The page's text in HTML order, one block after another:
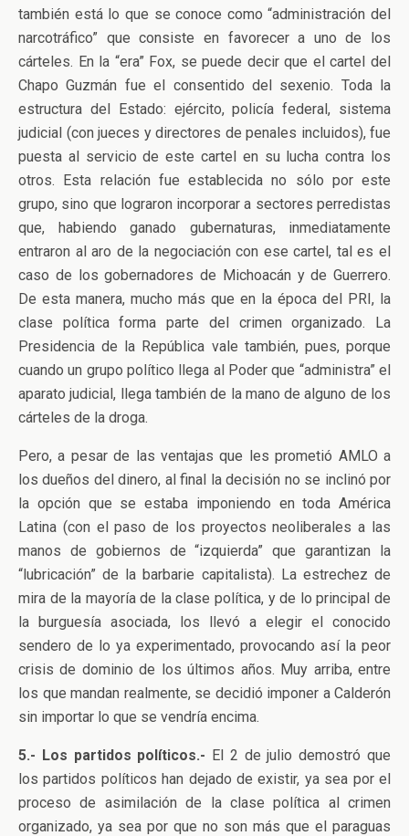
también está lo que se conoce como “administración del
narcotráfico” que consiste en favorecer a uno de los
cárteles. En la “era” Fox, se puede decir que el cartel del
Chapo Guzmán fue el consentido del sexenio. Toda la
estructura del Estado: ejército, policía federal, sistema
judicial (con jueces y directores de penales incluidos), fue
puesta al servicio de este cartel en su lucha contra los
otros. Esta relación fue establecida no sólo por este
grupo, sino que lograron incorporar a sectores perredistas
que, habiendo ganado gubernaturas, inmediatamente
entraron al aro de la negociación con ese cartel, tal es el
caso de los gobernadores de Michoacán y de Guerrero.
De esta manera, mucho más que en la época del PRI, la
clase política forma parte del crimen organizado. La
Presidencia de la República vale también, pues, porque
cuando un grupo político llega al Poder que “administra” el
aparato judicial, llega también de la mano de alguno de los
cárteles de la droga.
Pero, a pesar de las ventajas que les prometió AMLO a
los dueños del dinero, al final la decisión no se inclinó por
la opción que se estaba imponiendo en toda América
Latina (con el paso de los proyectos neoliberales a las
manos de gobiernos de “izquierda” que garantizan la
“lubricación” de la barbarie capitalista). La estrechez de
mira de la mayoría de la clase política, y de lo principal de
la burguesía asociada, los llevó a elegir el conocido
sendero de lo ya experimentado, provocando así la peor
crisis de dominio de los últimos años. Muy arriba, entre
los que mandan realmente, se decidió imponer a Calderón
sin importar lo que se vendría encima.
5.- Los partidos políticos.- El 2 de julio demostró que
los partidos políticos han dejado de existir, ya sea por el
proceso de asimilación de la clase política al crimen
organizado, ya sea por que no son más que el paraguas